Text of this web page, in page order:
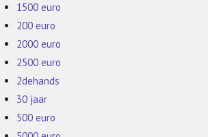
1500 euro
200 euro
2000 euro
2500 euro
2dehands
30 jaar
500 euro